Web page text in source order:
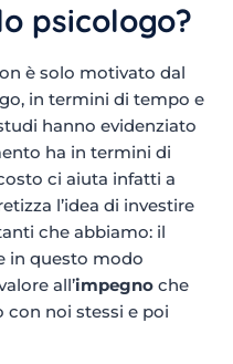
psicologo?
è solo motivato dal
in termini di tempo e
hanno evidenziato
ha in termini di
ci aiuta infatti a
l’idea di investire
che abbiamo: il
in questo modo
all’impegno che
noi stessi e poi